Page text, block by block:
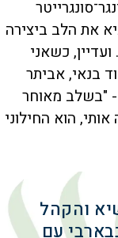
את הלב ביצירה
כשאני
בנאי, אביתר
- "בשלב מאוחר
אותי, הוא החילוני
והקהל
עם